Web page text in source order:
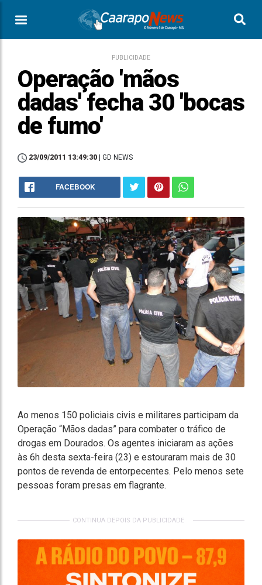
PUBLICIDADE
Operação 'mãos
dadas' fecha 30 'bocas
de fumo'
23/09/2011 13:49:30 | GD NEWS
FACEBOOK
Ao menos 150 policiais civis e militares participam da
Operação “Mãos dadas” para combater o tráfico de
drogas em Dourados. Os agentes iniciaram as ações
às 6h desta sexta-feira (23) e estouraram mais de 30
pontos de revenda de entorpecentes. Pelo menos sete
pessoas foram presas em flagrante.
CONTINUA DEPOIS DA PUBLICIDADE